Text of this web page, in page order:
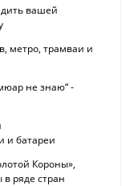
вашей
метро, трамваи и
не знаю“ -
и батареи
Короны»,
ряде стран